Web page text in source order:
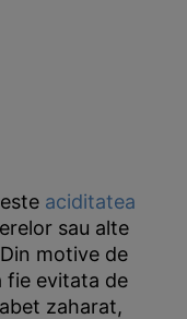
aciditatea
sau alte
motive de
fie evitata de
zaharat,